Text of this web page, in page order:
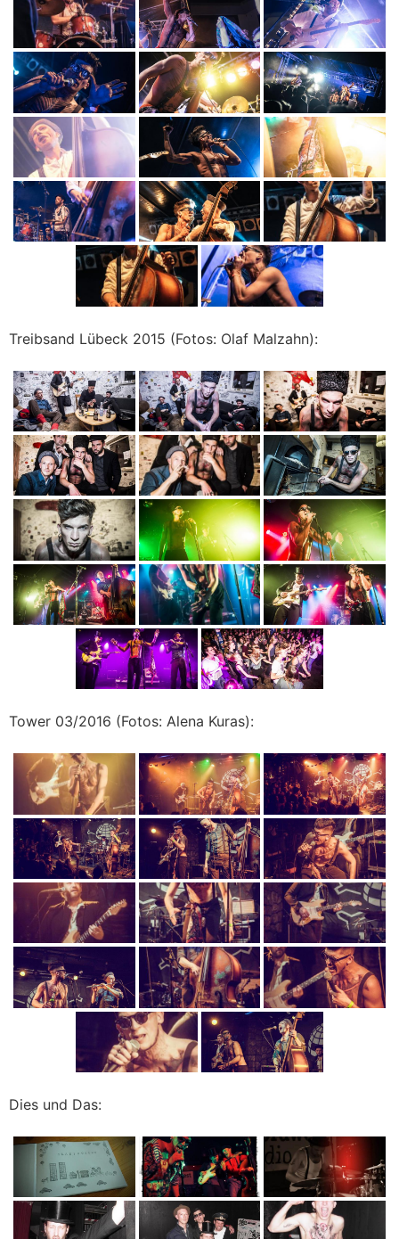
Treibsand Lübeck 2015 (Fotos: Olaf Malzahn):
Tower 03/2016 (Fotos: Alena Kuras):
Dies und Das: